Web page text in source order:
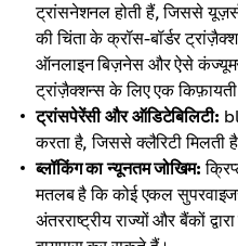
ट्रांसनेशनल होती हैं, जिससे
की चिंता के क्रॉस-बॉर्डर
ऑनलाइन बिज़नेस और ऐसे
ट्रांज़ैक्शन्स के लिए एक
ट्रांसपेरेंसी और ऑडिटेबिलिटी:
करता है, जिससे क्लैरिटी मिलती
ब्लॉकिंग का न्यूनतम जोखिम:
मतलब है कि कोई एकल
अंतरराष्ट्रीय राज्यों और बैंकों